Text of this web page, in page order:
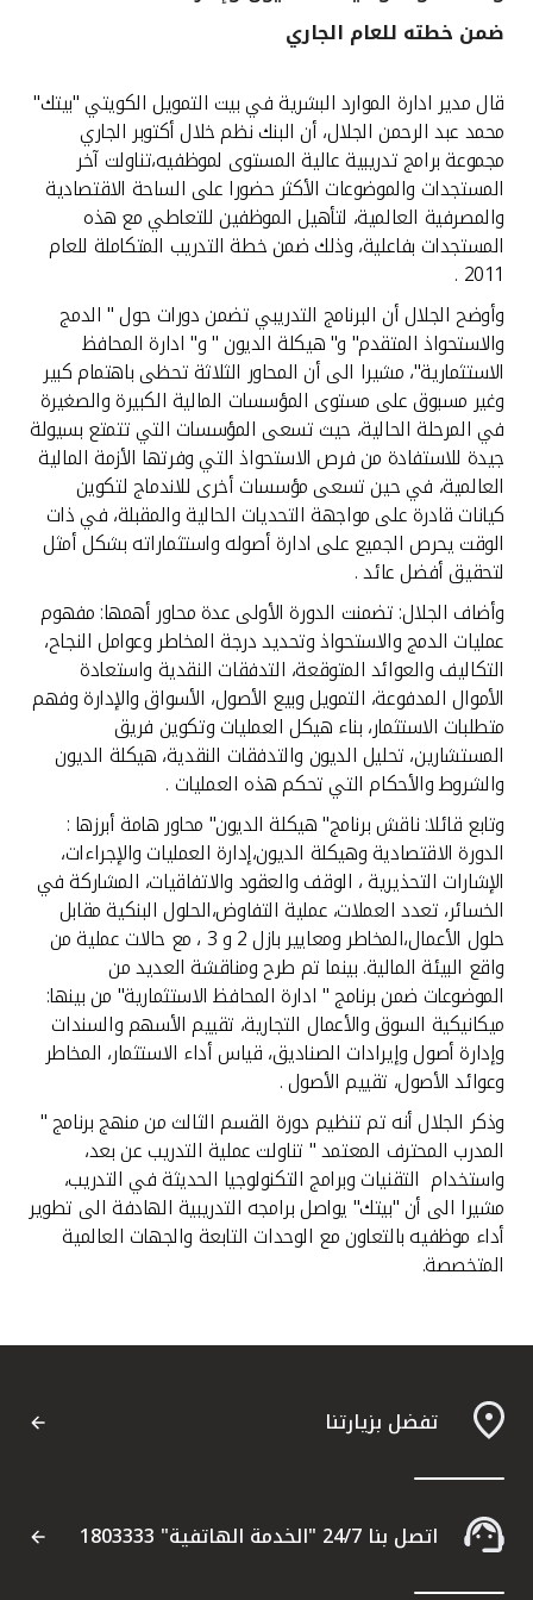
القنوات المصرفية
أدوات وخدمات
خدمات ما بعد البيع
اتصل بنا
مواقع الفروع وأجهزة الصرف الآلي
ألمانيا
ماليزيا
تركيا
مصر
المملكة المتحدة
مملكة البحرين
ضمن خطته للعام الجاري
قال مدير ادارة الموارد البشرية في بيت التمويل الكويتي "بيتك"
محمد عبد الرحمن الجلال، أن البنك نظم خلال أكتوبر الجاري
مجموعة برامج تدريبية عالية المستوى لموظفيه،تناولت آخر
المستجدات والموضوعات الأكثر حضورا على الساحة الاقتصادية
والمصرفية العالمية، لتأهيل الموظفين للتعاطي مع هذه
المستجدات بفاعلية، وذلك ضمن خطة التدريب المتكاملة للعام
2011 .
وأوضح الجلال أن البرنامج التدريبي تضمن دورات حول " الدمج
والاستحواذ المتقدم" و" هيكلة الديون " و" ادارة المحافظ
الاستثمارية"، مشيرا الى أن المحاور الثلاثة تحظى باهتمام كبير
وغير مسبوق على مستوى المؤسسات المالية الكبيرة والصغيرة
في المرحلة الحالية، حيث تسعى المؤسسات التي تتمتع بسيولة
جيدة للاستفادة من فرص الاستحواذ التي وفرتها الأزمة المالية
العالمية، في حين تسعى مؤسسات أخرى للاندماج لتكوين
كيانات قادرة على مواجهة التحديات الحالية والمقبلة، في ذات
الوقت يحرص الجميع على ادارة أصوله واستثماراته بشكل أمثل
لتحقيق أفضل عائد .
وأضاف الجلال: تضمنت الدورة الأولى عدة محاور أهمها: مفهوم
عمليات الدمج والاستحواذ وتحديد درجة المخاطر وعوامل النجاح،
التكاليف والعوائد المتوقعة، التدفقات النقدية واستعادة
الأموال المدفوعة، التمويل وبيع الأصول، الأسواق والإدارة وفهم
متطلبات الاستثمار، بناء هيكل العمليات وتكوين فريق
المستشارين، تحليل الديون والتدفقات النقدية، هيكلة الديون
والشروط والأحكام التي تحكم هذه العمليات .
وتابع قائلا: ناقش برنامج" هيكلة الديون" محاور هامة أبرزها :
الدورة الاقتصادية وهيكلة الديون،إدارة العمليات والإجراءات،
الإشارات التحذيرية ، الوقف والعقود والاتفاقيات، المشاركة في
الخسائر، تعدد العملات، عملية التفاوض،الحلول البنكية مقابل
حلول الأعمال،المخاطر ومعايير بازل 2 و 3 ، مع حالات عملية من
واقع البيئة المالية. بينما تم طرح ومناقشة العديد من
الموضوعات ضمن برنامج " ادارة المحافظ الاستثمارية" من بينها:
ميكانيكية السوق والأعمال التجارية، تقييم الأسهم والسندات
وإدارة أصول وإيرادات الصناديق، قياس أداء الاستثمار، المخاطر
وعوائد الأصول، تقييم الأصول .
وذكر الجلال أنه تم تنظيم دورة القسم الثالث من منهج برنامج "
المدرب المحترف المعتمد " تناولت عملية التدريب عن بعد،
واستخدام التقنيات وبرامج التكنولوجيا الحديثة في التدريب،
مشيرا الى أن "بيتك" يواصل برامجه التدريبية الهادفة الى تطوير
أداء موظفيه بالتعاون مع الوحدات التابعة والجهات العالمية
المتخصصة.
تفضل بزيارتنا
اتصل بنا 24/7 "الخدمة الهاتفية" 1803333